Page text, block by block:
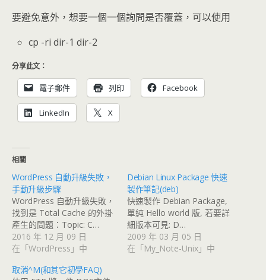
要避免意外，想要一個一個詢問是否覆蓋，可以使用
cp -ri dir-1 dir-2
分享此文：
電子郵件 列印 Facebook
LinkedIn X
相關
WordPress 自動升級失敗，
手動升級步驟
WordPress 自動升級失敗，
找到是 Total Cache 的外掛
產生的問題：Topic: C…
2016 年 12 月 09 日
在「WordPress」中
Debian Linux Package 快速
製作筆記(deb)
快速製作 Debian Package,
單純 Hello world 版, 若要詳
細版本可見: D…
2009 年 03 月 05 日
在「My_Note-Unix」中
取消^M(和其它初學FAQ)